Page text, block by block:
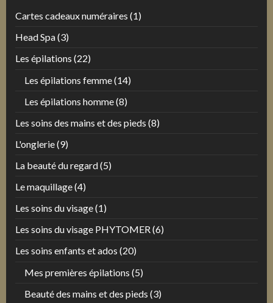
Cartes cadeaux numéraires (1)
Head Spa(3)
Les épilations (22)
Les épilations femme(14)
Les épilations homme(8)
Les soins des mains et des pieds (8)
L'onglerie(9)
La beauté du regard(5)
Le maquillage(4)
Les soins du visage(1)
Les soins du visage PHYTOMER (6)
Les soins enfants et ados (20)
Mes premières épilations (5)
Beauté des mains et des pieds (3)